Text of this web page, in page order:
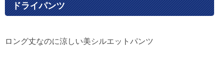
ドライパンツ
ロング丈なのに涼しい美シルエットパンツ